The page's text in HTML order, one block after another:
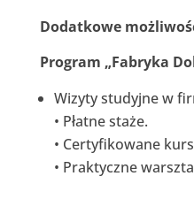
Dodatkowe
Program „Fabryka
Wizyty studyjne w
• Płatne staże.
• Certyfikowane
• Praktyczne